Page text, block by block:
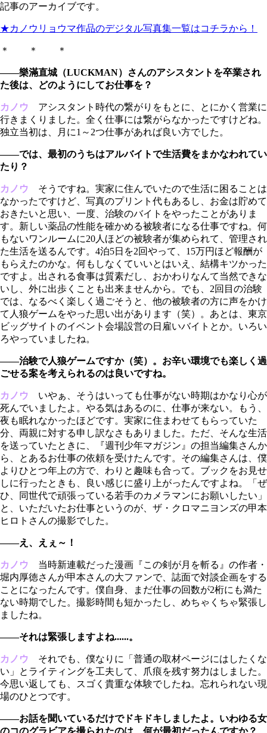
記事のアーカイブです。
★カノウリョウマ作品のデジタル写真集一覧はコチラから！
＊ ＊ ＊
――樂滿直城（LUCKMAN）さんのアシスタントを卒業され
た後は、どのようにしてお仕事を？
カノウ アシスタント時代の繋がりをもとに、とにかく営業に
行きまくりました。全く仕事には繋がらなかったですけどね。
独立当初は、月に1～2つ仕事があれば良い方でした。
――では、最初のうちはアルバイトで生活費をまかなわれてい
たり？
カノウ そうですね。実家に住んでいたので生活に困ることは
なかったですけど、写真のプリント代もあるし、お金は貯めて
おきたいと思い、一度、治験のバイトをやったことがありま
す。新しい薬品の性能を確かめる被験者になる仕事ですね。何
もないワンルームに20人ほどの被験者が集められて、管理され
た生活を送るんです。4泊5日を2回やって、15万円ほど報酬が
もらえたのかな。何もしなくていいとはいえ、結構キツかった
ですよ。出される食事は質素だし、おかわりなんて当然できな
いし、外に出歩くことも出来ませんから。でも、2回目の治験
では、なるべく楽しく過ごそうと、他の被験者の方に声をかけ
て人狼ゲームをやった思い出があります（笑）。あとは、東京
ビッグサイトのイベント会場設営の日雇いバイトとか。いろい
ろやっていましたね。
――治験で人狼ゲームですか（笑）。お辛い環境でも楽しく過
ごせる案を考えられるのは良いですね。
カノウ いやぁ、そうはいっても仕事がない時期はかなり心が
死んでいましたよ。やる気はあるのに、仕事が来ない。もう、
夜も眠れなかったほどです。実家に住まわせてもらっていた
分、両親に対する申し訳なさもありました。ただ、そんな生活
を送っていたときに、『週刊少年マガジン』の担当編集さんか
ら、とあるお仕事の依頼を受けたんです。その編集さんは、僕
よりひとつ年上の方で、わりと趣味も合って。ブックをお見せ
しに行ったときも、良い感じに盛り上がったんですよね。「ぜ
ひ、同世代で頑張っている若手のカメラマンにお願いしたい」
と、いただいたお仕事というのが、ザ・クロマニヨンズの甲本
ヒロトさんの撮影でした。
――え、えぇ～！
カノウ 当時新連載だった漫画『この剣が月を斬る』の作者・
堀内厚徳さんが甲本さんの大ファンで、誌面で対談企画をする
ことになったんです。僕自身、まだ仕事の回数が2桁にも満た
ない時期でした。撮影時間も短かったし、めちゃくちゃ緊張し
ましたね。
――それは緊張しますよね......。
カノウ それでも、僕なりに「普通の取材ページにはしたくな
い」とライティングを工夫して、爪痕を残す努力はしました。
今思い返しても、スゴく貴重な体験でしたね。忘れられない現
場のひとつです。
――お話を聞いているだけでドキドキしましたよ。いわゆる女
のコのグラビアを撮られたのは、何が最初だったんですか？